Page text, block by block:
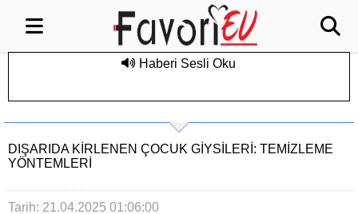
Haberi Sesli Oku
DIŞARIDA KIRLENEN ÇOCUK GIYSILERI: TEMIZLEME
YÖNTEMLERI
Tarih: 21.04.2025 01:06:00